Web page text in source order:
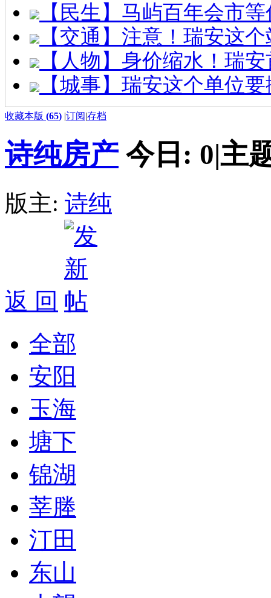
【民生】马屿百年会市
【交通】注意！瑞安这
【人物】身价缩水！瑞
【城事】瑞安这个单位
收藏本版 (65) |订阅|存档
诗纯房产 今日: 0|主
版主: 诗纯
返 回
全部
安阳
玉海
塘下
锦湖
莘塍
汀田
东山